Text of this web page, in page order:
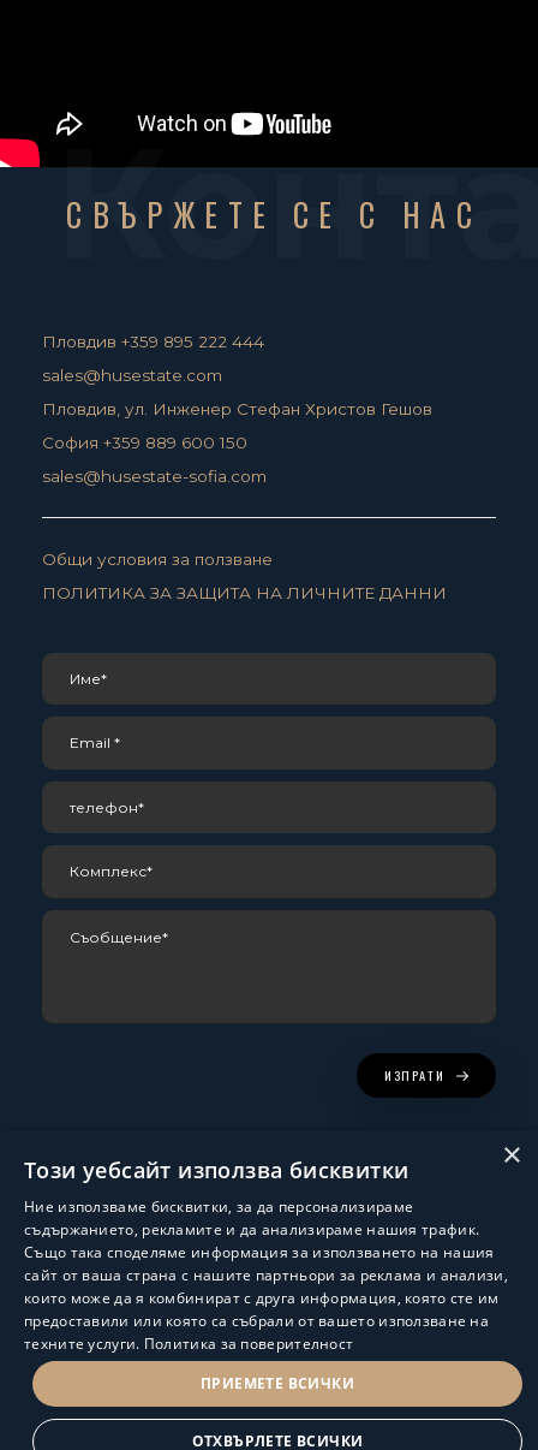
СВЪРЖЕТЕ СЕ С НАС
Пловдив +359 895 222 444
sales@husestate.com
Пловдив, ул. Инженер Стефан Христов Гешов
София +359 889 600 150
sales@husestate-sofia.com
Общи условия за ползване
ПОЛИТИКА ЗА ЗАЩИТА НА ЛИЧНИТЕ ДАННИ
ИЗПРАТИ
Изработка и поддръжка:ShalomDev.com
© Hus Estate 2022. All Rights Reserved.Общи условия за ползване
×
Този уебсайт използва бисквитки
Ние използваме бисквитки, за да персонализираме
съдържанието, рекламите и да анализираме нашия трафик.
Също така споделяме информация за използването на нашия
сайт от ваша страна с нашите партньори за реклама и анализи,
които може да я комбинират с друга информация, която сте им
предоставили или която са събрали от вашето използване на
техните услуги. Политика за поверителност
ПРИЕМЕТЕ ВСИЧКИ
ОТХВЪРЛЕТЕ ВСИЧКИ